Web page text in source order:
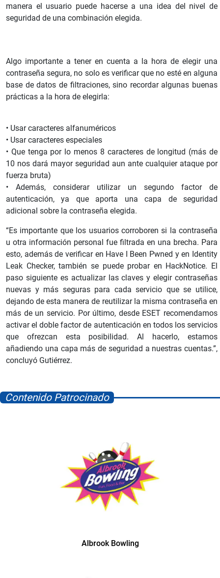
manera el usuario puede hacerse a una idea del nivel de
seguridad de una combinación elegida.
Algo importante a tener en cuenta a la hora de elegir una
contraseña segura, no solo es verificar que no esté en alguna
base de datos de filtraciones, sino recordar algunas buenas
prácticas a la hora de elegirla:
• Usar caracteres alfanuméricos
• Usar caracteres especiales
• Que tenga por lo menos 8 caracteres de longitud (más de
10 nos dará mayor seguridad aun ante cualquier ataque por
fuerza bruta)
• Además, considerar utilizar un segundo factor de
autenticación, ya que aporta una capa de seguridad
adicional sobre la contraseña elegida.
“Es importante que los usuarios corroboren si la contraseña
u otra información personal fue filtrada en una brecha. Para
esto, además de verificar en Have I Been Pwned y en Identity
Leak Checker, también se puede probar en HackNotice. El
paso siguiente es actualizar las claves y elegir contraseñas
nuevas y más seguras para cada servicio que se utilice,
dejando de esta manera de reutilizar la misma contraseña en
más de un servicio. Por último, desde ESET recomendamos
activar el doble factor de autenticación en todos los servicios
que ofrezcan esta posibilidad. Al hacerlo, estamos
añadiendo una capa más de seguridad a nuestras cuentas.”,
concluyó Gutiérrez.
Contenido Patrocinado
Albrook Bowling